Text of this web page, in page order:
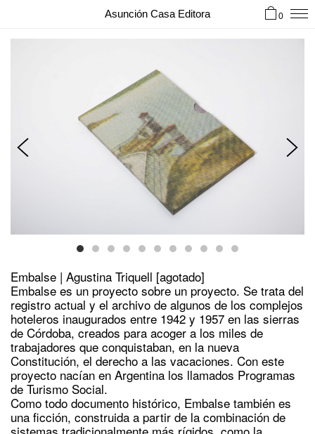
Asunción Casa Editora 0
Embalse | Agustina Triquell [agotado]
Embalse es un proyecto sobre un proyecto. Se trata del
registro actual y el archivo de algunos de los complejos
hoteleros inaugurados entre 1942 y 1957 en las sierras
de Córdoba, creados para acoger a los miles de
trabajadores que conquistaban, en la nueva
Constitución, el derecho a las vacaciones. Con este
proyecto nacían en Argentina los llamados Programas
de Turismo Social.
Como todo documento histórico, Embalse también es
una ficción, construida a partir de la combinación de